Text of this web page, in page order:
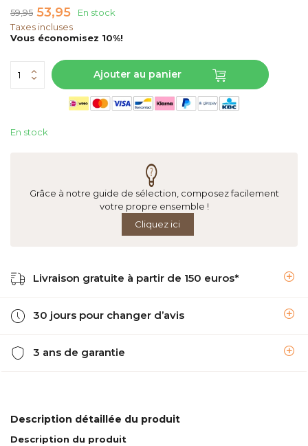
59,95 53,95
En stock
Taxes incluses
Vous économisez 10%!
Ajouter au panier
En stock
Grâce à notre guide de sélection, composez facilement
votre propre ensemble !
Cliquez ici
Livraison gratuite à partir de 150 euros*
30 jours pour changer d’avis
3 ans de garantie
Description détaillée du produit
Description du produit